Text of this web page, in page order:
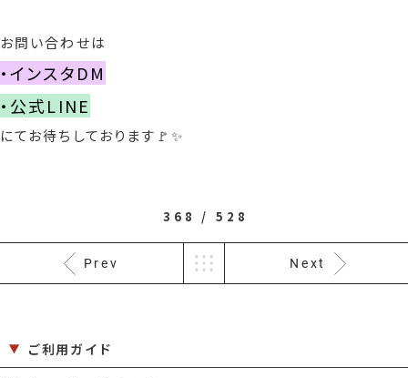
お問い合わせは
・インスタDM
・公式LINE
にてお待ちしております🚩✨
368 / 528
Prev Next
ご利用ガイド